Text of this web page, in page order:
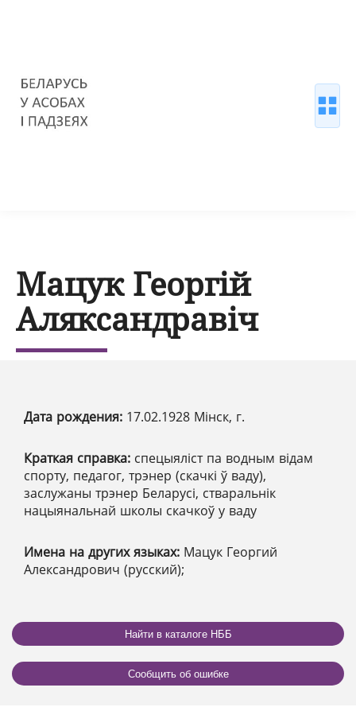
Мацук Георгій
Аляксандравіч
Дата рождения: 17.02.1928 Мінск, г.
Краткая справка: спецыяліст па водным відам
спорту, педагог, трэнер (скачкі ў ваду),
заслужаны трэнер Беларусі, стваральнік
нацыянальнай школы скачкоў у ваду
Имена на других языках: Мацук Георгий
Александрович (русский);
Найти в каталоге НББ
Сообщить об ошибке